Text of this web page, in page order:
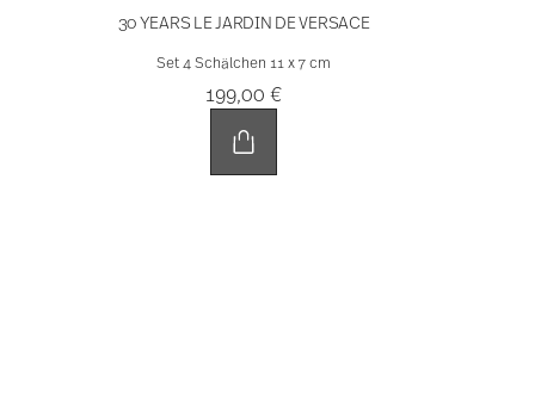
30 YEARS LE JARDIN DE VERSACE
Set 4 Schälchen 11 x 7 cm
199,00 €